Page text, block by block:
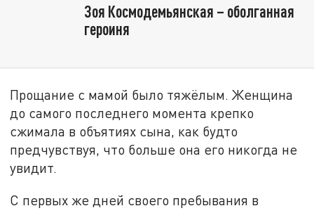
Зоя Космодемьянская – оболганная
героиня
Прощание с мамой было тяжёлым. Женщина
до самого последнего момента крепко
сжимала в объятиях сына, как будто
предчувствуя, что больше она его никогда не
увидит.
С первых же дней своего пребывания в